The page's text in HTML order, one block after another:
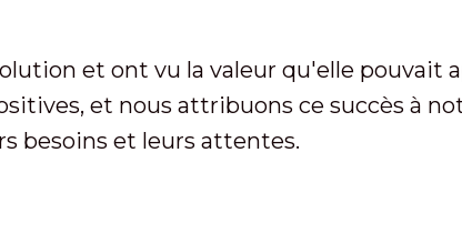
et ont vu la valeur qu'elle pouvait
et nous attribuons ce succès à
besoins et leurs attentes.